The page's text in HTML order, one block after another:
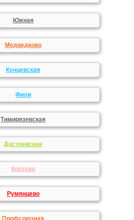
Южная
Медведково
Кунцевская
Фили
Тимирязевская
Достоевская
Коптево
Румянцево
Профсоюзная